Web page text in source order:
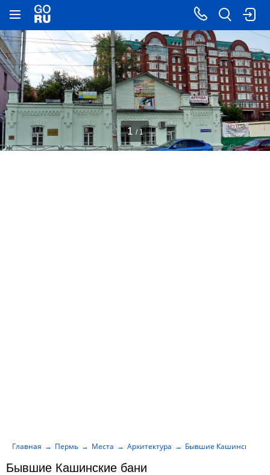
Бывшие Кашинские бани
Главная Пермь Места Архитектура Бывшие Кашинские
1 / 1